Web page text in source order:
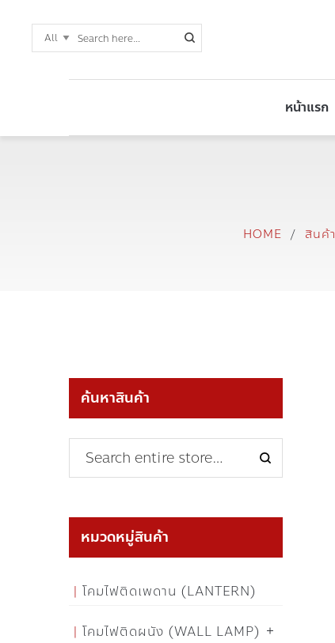
หน้าแรก
HOME / สินค้า
ค้นหาสินค้า
หมวดหมู่สินค้า
โคมไฟติดเพดาน (LANTERN)
โคมไฟติดผนัง (WALL LAMP)